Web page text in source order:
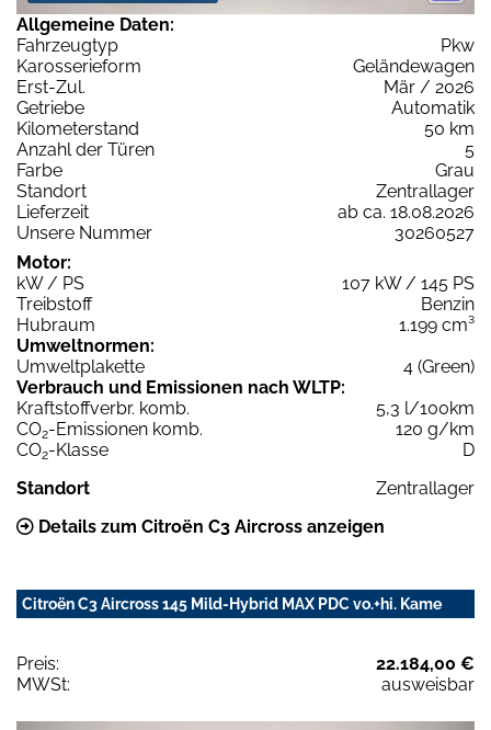
Allgemeine Daten:
Fahrzeugtyp
Pkw
Karosserieform
Geländewagen
Erst-Zul.
Mär / 2026
Getriebe
Automatik
Kilometerstand
50 km
Anzahl der Türen
5
Farbe
Grau
Standort
Zentrallager
Lieferzeit
ab ca. 18.08.2026
Unsere Nummer
30260527
Motor:
kW / PS
107 kW / 145 PS
Treibstoff
Benzin
Hubraum
1.199 cm³
Umweltnormen:
Umweltplakette
4 (Green)
Verbrauch und Emissionen nach WLTP:
Kraftstoffverbr. komb.
5,3 l/100km
CO2-Emissionen komb.
120 g/km
CO2-Klasse
D
Standort
Zentrallager
Details zum Citroën C3 Aircross anzeigen
Citroën C3 Aircross 145 Mild-Hybrid MAX PDC vo.+hi. Kame
Preis:
22.184,00 €
MWSt:
ausweisbar